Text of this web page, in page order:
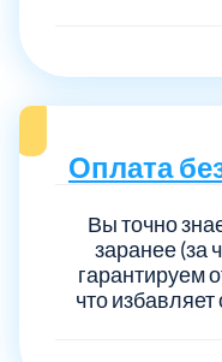
Оплата
Вы точно
заранее (за
гарантируем
что